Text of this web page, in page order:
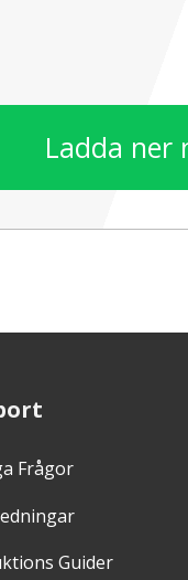
Ladda ner
Frågor
Guider